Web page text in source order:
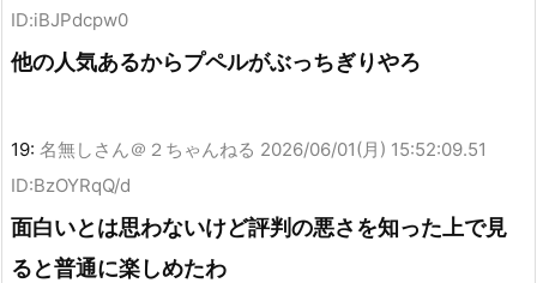
ID:iBJPdcpw0
他の人気あるからプペルがぶっちぎりやろ
19: 名無しさん＠２ちゃんねる 2026/06/01(月) 15:52:09.51
ID:BzOYRqQ/d
面白いとは思わないけど評判の悪さを知った上で見
ると普通に楽しめたわ